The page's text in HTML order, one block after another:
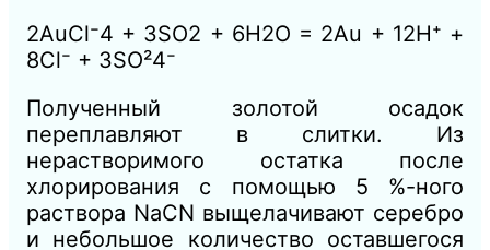
2АuСl⁻4 + 3SO2 + 6Н2O = 2Au + 12Н⁺ +
8Сl⁻ + 3SO²4⁻
Полученный золотой осадок
переплавляют в слитки. Из
нерастворимого остатка после
хлорирования с помощью 5 %-ного
раствора NaCN выщелачивают серебро
и небольшое количество оставшегося